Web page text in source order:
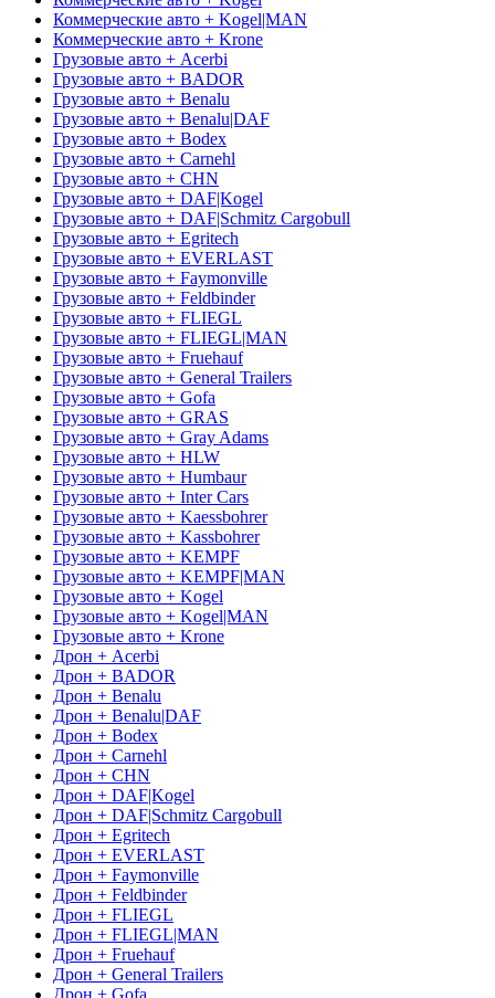
Коммерческие авто + Kogel|MAN
Коммерческие авто + Krone
Грузовые авто + Acerbi
Грузовые авто + BADOR
Грузовые авто + Benalu
Грузовые авто + Benalu|DAF
Грузовые авто + Bodex
Грузовые авто + Carnehl
Грузовые авто + CHN
Грузовые авто + DAF|Kogel
Грузовые авто + DAF|Schmitz Cargobull
Грузовые авто + Egritech
Грузовые авто + EVERLAST
Грузовые авто + Faymonville
Грузовые авто + Feldbinder
Грузовые авто + FLIEGL
Грузовые авто + FLIEGL|MAN
Грузовые авто + Fruehauf
Грузовые авто + General Trailers
Грузовые авто + Gofa
Грузовые авто + GRAS
Грузовые авто + Gray Adams
Грузовые авто + HLW
Грузовые авто + Humbaur
Грузовые авто + Inter Cars
Грузовые авто + Kaessbohrer
Грузовые авто + Kassbohrer
Грузовые авто + KEMPF
Грузовые авто + KEMPF|MAN
Грузовые авто + Kogel
Грузовые авто + Kogel|MAN
Грузовые авто + Krone
Дрон + Acerbi
Дрон + BADOR
Дрон + Benalu
Дрон + Benalu|DAF
Дрон + Bodex
Дрон + Carnehl
Дрон + CHN
Дрон + DAF|Kogel
Дрон + DAF|Schmitz Cargobull
Дрон + Egritech
Дрон + EVERLAST
Дрон + Faymonville
Дрон + Feldbinder
Дрон + FLIEGL
Дрон + FLIEGL|MAN
Дрон + Fruehauf
Дрон + General Trailers
Дрон + Gofa